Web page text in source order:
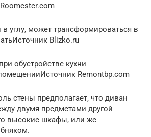
углу, может трансформироваться в
Blizko.ru
обустройстве кухни
Remontbp.com
стены предполагает, что диван
двумя предметами другой
высокие шкафы, или же